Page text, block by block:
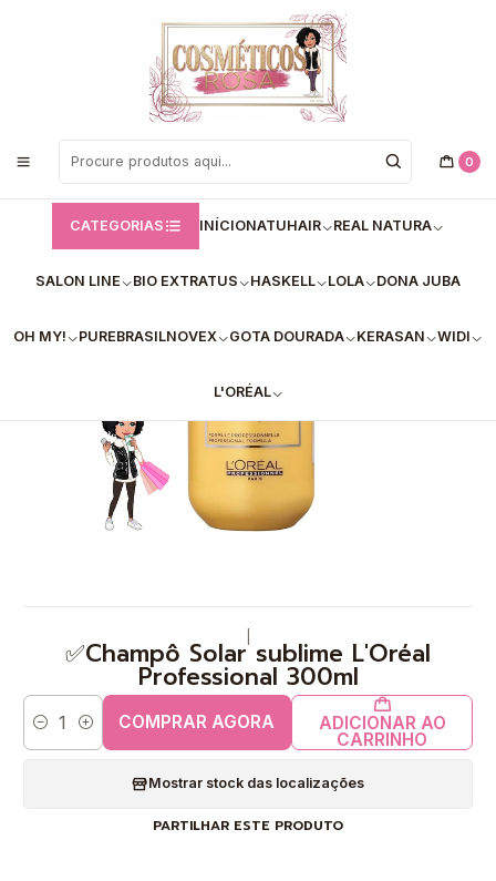
0
CATEGORIAS INÍCIONATUHAIR REAL NATURA
SALON LINE BIO EXTRATUS HASKELL LOLA DONA JUBA
OH MY! PUREBRASILNOVEX GOTA DOURADA KERASAN WIDI
L'ORÉAL
Bem vindos a Loja de Cosméticos Rosa!
✅Champô Solar sublime L'Oréal Professional 300ml
✅Champô Solar sublime L'Oréal
Professional 300ml
Quantidade ADICIONAR AO
CARRINHO
COMPRAR AGORA
Mostrar stock das localizações
PARTILHAR ESTE PRODUTO